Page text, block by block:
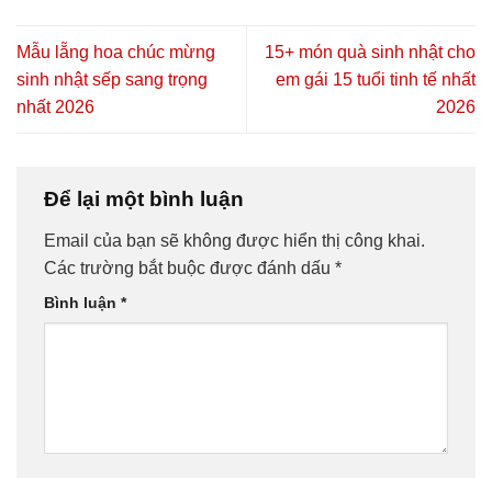
Mẫu lẵng hoa chúc mừng
sinh nhật sếp sang trọng
nhất 2026
15+ món quà sinh nhật cho
em gái 15 tuổi tinh tế nhất
2026
Để lại một bình luận
Email của bạn sẽ không được hiển thị công khai.
Các trường bắt buộc được đánh dấu *
Bình luận *